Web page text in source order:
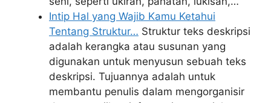
Intip Hal yang Wajib Kamu Ketahui
Tentang Struktur… Struktur teks deskripsi
adalah kerangka atau susunan yang
digunakan untuk menyusun sebuah teks
deskripsi. Tujuannya adalah untuk
membantu penulis dalam mengorganisir